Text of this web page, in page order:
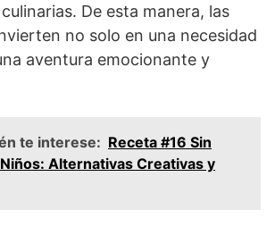
De esta manera, las
no solo en una necesidad
aventura emocionante y
te interese: Receta #16 Sin
Alternativas Creativas y